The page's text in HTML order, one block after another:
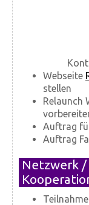
Webseite
stellen
Relaunch
Auftrag
Auftrag
Netzwerk /